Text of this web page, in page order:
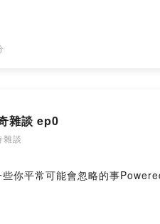
雜談 ep0
雜談
些你平常可能會忽略的事